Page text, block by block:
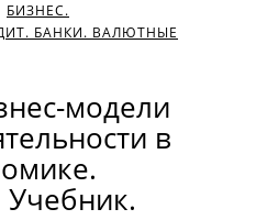
БИЗНЕС.
БАНКИ. ВАЛЮТНЫЕ
модели
в
Учебник.